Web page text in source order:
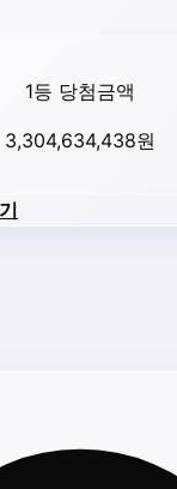
1등 당첨금액
3,304,634,438원